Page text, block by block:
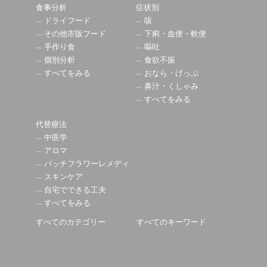
食事分析
ドライフード
その他市販フード
手作り食
個別分析
すべてをみる
症状別
咳
下痢・血便・軟便
嘔吐
食欲不振
おなら・げっぷ
鼻汁・くしゃみ
すべてをみる
代替療法
中医学
アロマ
バッチフラワーレメディ
スキンケア
自宅でできる工夫
すべてをみる
すべてのカテゴリー すべてのキーワード